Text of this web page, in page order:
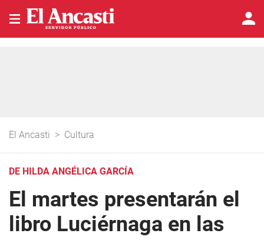
El Ancasti > Cultura
DE HILDA ANGÉLICA GARCÍA
El martes presentarán el
libro Luciérnaga en las